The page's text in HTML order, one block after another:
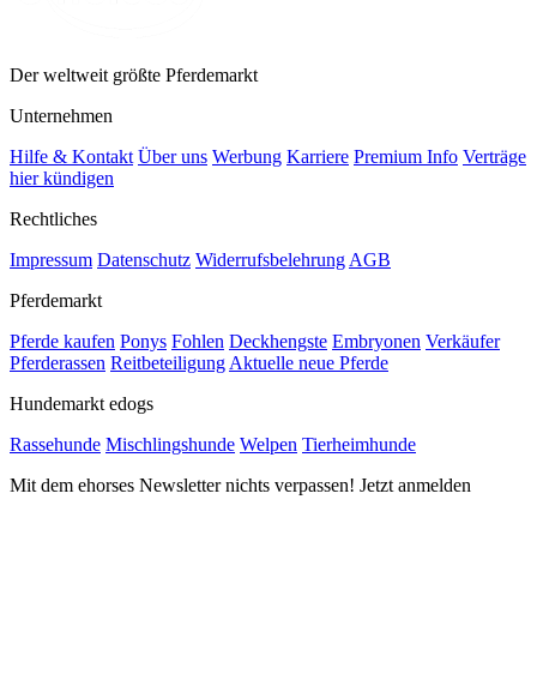
Der weltweit größte Pferdemarkt
Unternehmen
Hilfe & Kontakt Über uns Werbung Karriere Premium Info Verträge
hier kündigen
Rechtliches
Impressum Datenschutz Widerrufsbelehrung AGB
Pferdemarkt
Pferde kaufen Ponys Fohlen Deckhengste Embryonen Verkäufer
Pferderassen Reitbeteiligung Aktuelle neue Pferde
Hundemarkt edogs
Rassehunde Mischlingshunde Welpen Tierheimhunde
Mit dem ehorses Newsletter nichts verpassen! Jetzt anmelden